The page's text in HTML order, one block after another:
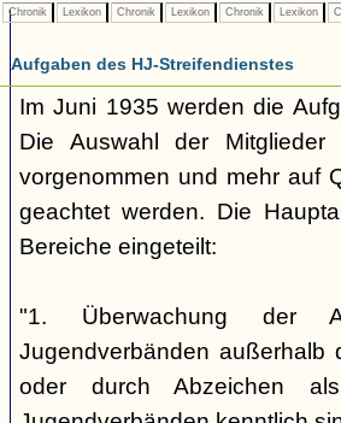
Chronik Lexikon Chronik Lexikon Chronik Lexikon
Aufgaben des HJ-Streifendienstes
Im Juni 1935 werden die
Die Auswahl der Mitglieder
vorgenommen und mehr auf
geachtet werden. Die
Bereiche eingeteilt:
"1. Überwachung der
Jugendverbänden außerhalb
oder durch Abzeichen als